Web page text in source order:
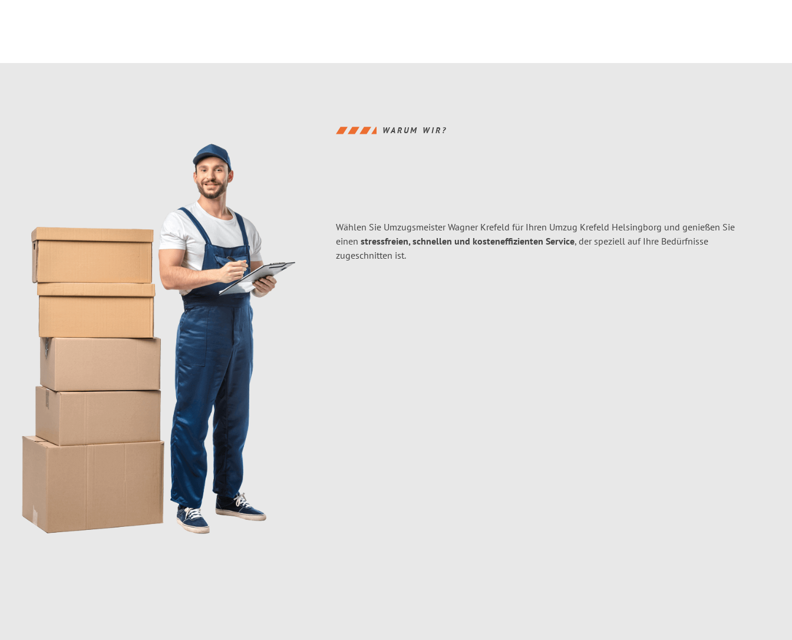
WARUM WIR?
Wählen Sie Umzugsmeister Wagner Krefeld für Ihren Umzug Krefeld Helsingborg und genießen Sie
einen stressfreien, schnellen und kosteneffizienten Service, der speziell auf Ihre Bedürfnisse
zugeschnitten ist.